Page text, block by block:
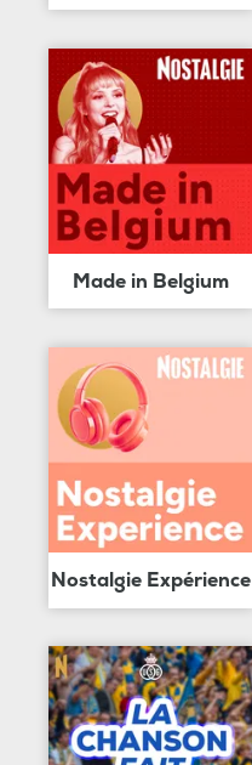
Made in Belgium
Nostalgie Expérience